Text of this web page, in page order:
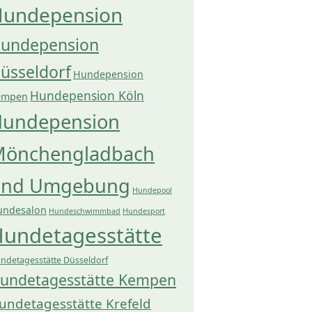
Hundepension
Hundepension Köln
Umgebung Hundepool
Hundeschwimmbad Hundesport
Düsseldorf
Kempen
Krefeld